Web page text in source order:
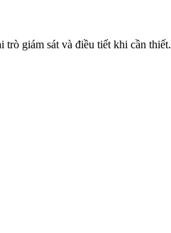
giám sát và điều tiết khi cần